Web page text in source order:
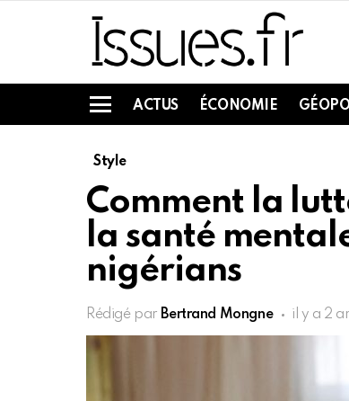
Menu
ACTUS ÉCONOMIE
Style
Comment la
la santé
nigérians
Rédigé par Bertrand Mongne il y a 2